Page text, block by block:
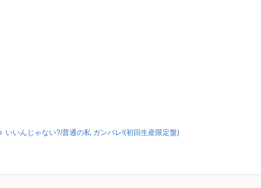
いいんじゃない?/普通の私 ガンバレ!(初回生産限定盤)